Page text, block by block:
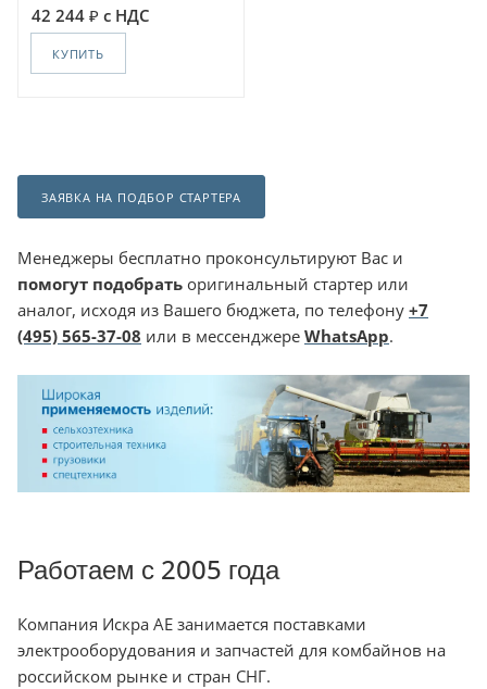
42 244 с НДС
КУПИТЬ
ЗАЯВКА НА ПОДБОР СТАРТЕРА
Менеджеры бесплатно проконсультируют Вас и
помогут подобрать оригинальный стартер или
аналог, исходя из Вашего бюджета, по телефону +7
(495) 565-37-08 или в мессенджере WhatsApp.
Работаем с 2005 года
Компания Искра АЕ занимается поставками
электрооборудования и запчастей для комбайнов на
российском рынке и стран СНГ.